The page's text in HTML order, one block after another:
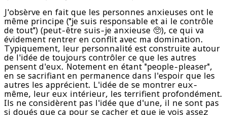
J'obsèrve en fait que les personnes anxieuses ont le
même principe ("je suis responsable et ai le contrôle
de tout") (peut-être suis-je anxieuse 🥺), ce qui va
évidement rentrer en conflit avec ma domination.
Typiquement, leur personnalité est construite autour
de l'idée de toujours contrôler ce que les autres
pensent d'eux. Notement en étant "people-pleaser",
en se sacrifiant en permanence dans l'espoir que les
autres les apprécient. L'idée de se montrer eux-
même, leur eux intérieur, les terrifient profondément.
Ils ne considèrent pas l'idée que d'une, il ne sont pas
si doués que ça pour se cacher et que je vois assez